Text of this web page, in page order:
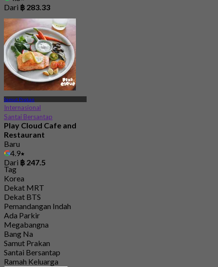
Dari ฿ 283.33
Samut Prakan
Internasional
Santai Bersantap
Play Cloud Cafe and
Restaurant
Baru
4.9
Dari ฿ 247.5
Tag
Korea
Dekat MRT
Dekat BTS
Pemandangan Indah
Ada Parkir
Megabangna
Bang Na
Samut Prakan
Santai Bersantap
Ramah Keluarga